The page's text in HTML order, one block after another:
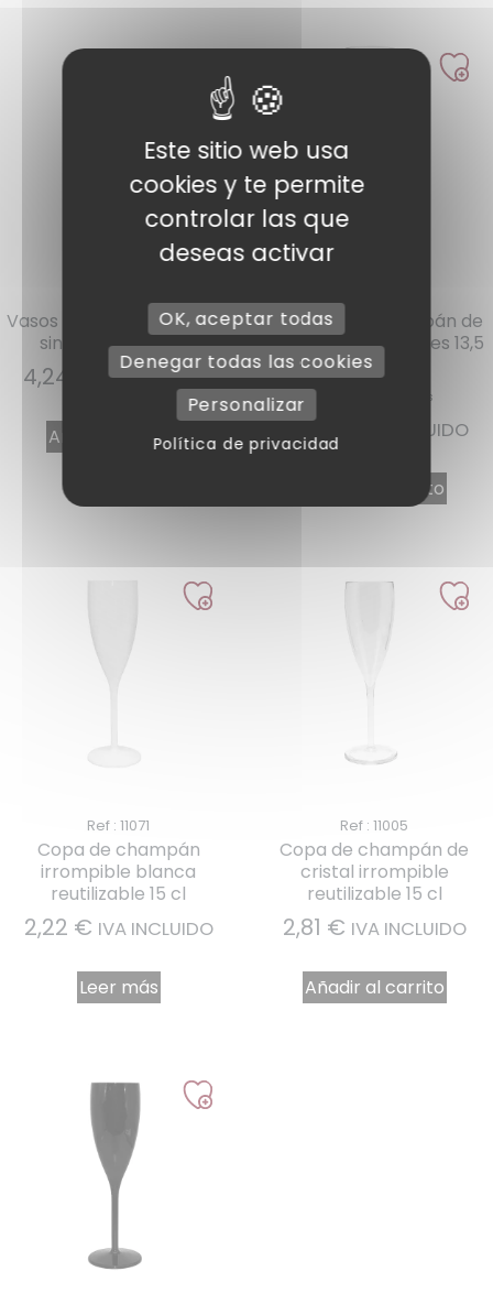
Vasos Ecocup 25 cl / 33 cl
sin graduar por 20
4,24 IVA INCLUIDO
Añadir al carrito
10 copas de champán de
plástico desechables 13,5
cl
2,68 IVA INCLUIDO
Añadir al carrito
Ref : 11071
Copa de champán
irrompible blanca
reutilizable 15 cl
2,22 € IVA INCLUIDO
Leer más
Ref : 11005
Copa de champán de
cristal irrompible
reutilizable 15 cl
2,81 € IVA INCLUIDO
Añadir al carrito
Este sitio web usa
cookies y te permite
controlar las que
deseas activar
OK, aceptar todas
Denegar todas las cookies
Personalizar
Política de privacidad